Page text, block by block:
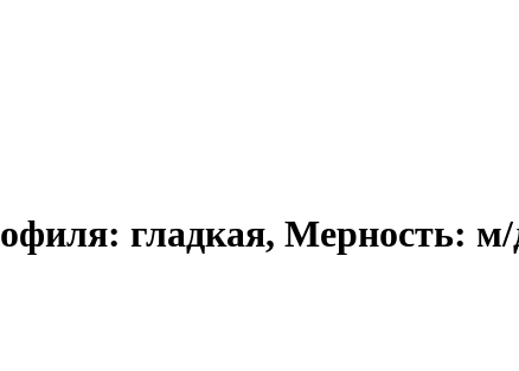
гладкая, Мерность: м/